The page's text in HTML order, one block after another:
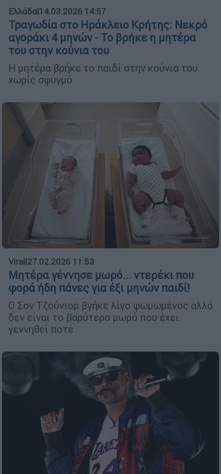
Ελλάδα|14.03.2026 14:57
Τραγωδία στο Ηράκλειο Κρήτης: Νεκρό
αγοράκι 4 μηνών - Το βρήκε η μητέρα
του στην κούνια του
Η μητέρα βρήκε το παιδί στην κούνια του
χωρίς σφυγμό
Viral |27.02.2026 11:53
Μητέρα γέννησε μωρό... ντερέκι που
φορά ήδη πάνες για έξι μηνών παιδί!
Ο Σον Τζούνιορ βγήκε λίγο ψωμωμένος αλλά
δεν είναι το βαρύτερο μωρό που έχει
γεννηθεί ποτέ